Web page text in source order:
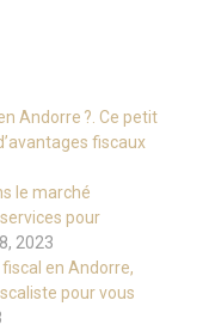
Andorre ?. Ce petit
fiscaux
le marché
pour
2023
en Andorre,
pour vous